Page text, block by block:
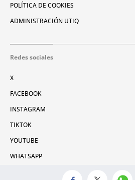
POLÍTICA DE COOKIES
ADMINISTRACIÓN UTIQ
Redes sociales
X
FACEBOOK
INSTAGRAM
TIKTOK
YOUTUBE
WHATSAPP